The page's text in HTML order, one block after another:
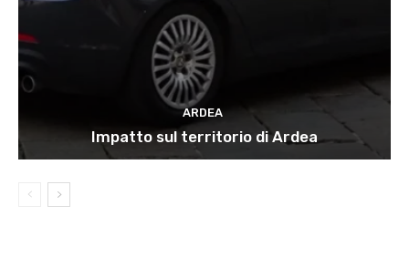
ARDEA
Impatto sul territorio di Ardea